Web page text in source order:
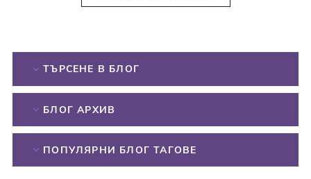
ТЪРСЕНЕ В БЛОГ
БЛОГ АРХИВ
ПОПУЛЯРНИ БЛОГ ТАГОВЕ